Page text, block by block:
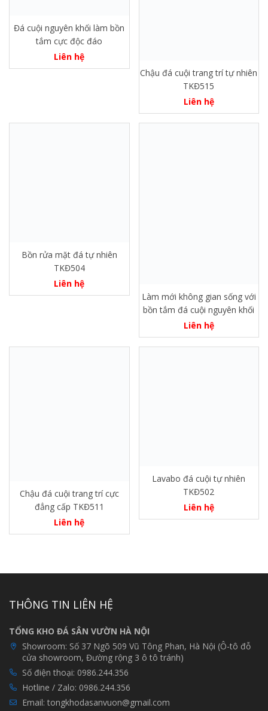
Đá cuội nguyên khối làm bồn
tắm cực độc đáo
Liên hệ
Chậu đá cuội trang trí tự nhiên
TKĐ515
Liên hệ
Bồn rửa mặt đá tự nhiên
TKĐ504
Liên hệ
Làm mới không gian sống với
bồn tắm đá cuội nguyên khối
Liên hệ
Chậu đá cuội trang trí cực
đẳng cấp TKĐ511
Liên hệ
Lavabo đá cuội tự nhiên
TKĐ502
Liên hệ
THÔNG TIN LIÊN HỆ
TỔNG KHO ĐÁ SÂN VƯỜN HÀ NỘI
Showroom: Số 37 Ngõ 509 Vũ Tông Phan, Hà Nội (Ô-tô đỗ
cửa showroom, Đường rộng 3 ô tô tránh)
Số điện thoại: 0986.244.356
Hotline / Zalo: 0986.244.356
Email: tongkhodasanvuon@gmail.com